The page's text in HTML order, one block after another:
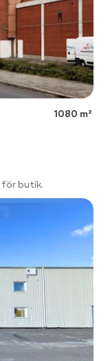
1080 m²
butik.